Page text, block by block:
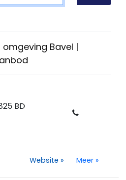
Bavel |
BD
Website » Meer »